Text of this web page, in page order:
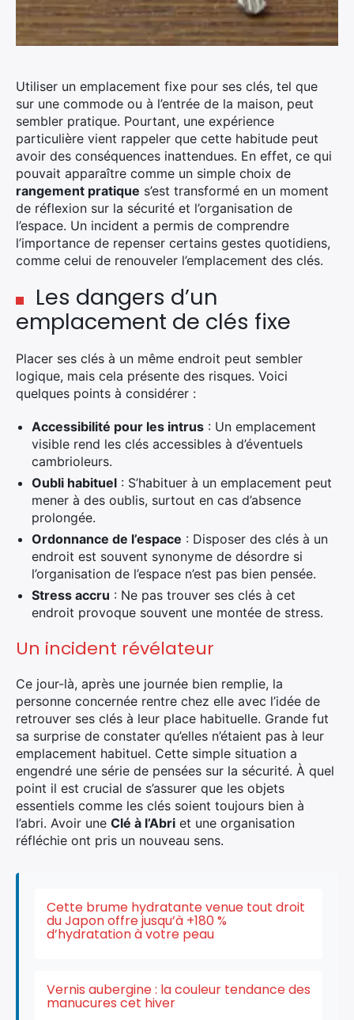
Utiliser un emplacement fixe pour ses clés, tel que
sur une commode ou à l’entrée de la maison, peut
sembler pratique. Pourtant, une expérience
particulière vient rappeler que cette habitude peut
avoir des conséquences inattendues. En effet, ce qui
pouvait apparaître comme un simple choix de
rangement pratique s’est transformé en un moment
de réflexion sur la sécurité et l’organisation de
l’espace. Un incident a permis de comprendre
l’importance de repenser certains gestes quotidiens,
comme celui de renouveler l’emplacement des clés.
Les dangers d’un
emplacement de clés fixe
Placer ses clés à un même endroit peut sembler
logique, mais cela présente des risques. Voici
quelques points à considérer :
Accessibilité pour les intrus : Un emplacement
visible rend les clés accessibles à d’éventuels
cambrioleurs.
Oubli habituel : S’habituer à un emplacement peut
mener à des oublis, surtout en cas d’absence
prolongée.
Ordonnance de l’espace : Disposer des clés à un
endroit est souvent synonyme de désordre si
l’organisation de l’espace n’est pas bien pensée.
Stress accru : Ne pas trouver ses clés à cet
endroit provoque souvent une montée de stress.
Un incident révélateur
Ce jour-là, après une journée bien remplie, la
personne concernée rentre chez elle avec l’idée de
retrouver ses clés à leur place habituelle. Grande fut
sa surprise de constater qu’elles n’étaient pas à leur
emplacement habituel. Cette simple situation a
engendré une série de pensées sur la sécurité. À quel
point il est crucial de s’assurer que les objets
essentiels comme les clés soient toujours bien à
l’abri. Avoir une Clé à l’Abri et une organisation
réfléchie ont pris un nouveau sens.
Cette brume hydratante venue tout droit
du Japon offre jusqu’à +180 %
d’hydratation à votre peau
Vernis aubergine : la couleur tendance des
manucures cet hiver